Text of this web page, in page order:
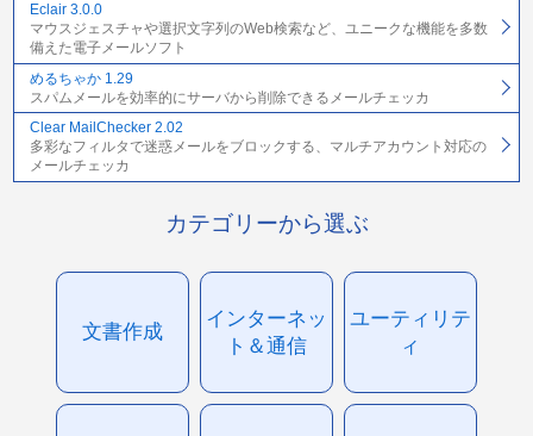
Eclair 3.0.0
マウスジェスチャや選択文字列のWeb検索など、ユニークな機能を多数
備えた電子メールソフト
めるちゃか 1.29
スパムメールを効率的にサーバから削除できるメールチェッカ
Clear MailChecker 2.02
多彩なフィルタで迷惑メールをブロックする、マルチアカウント対応の
メールチェッカ
カテゴリーから選ぶ
文書作成
インターネッ
ト＆通信
ユーティリテ
ィ